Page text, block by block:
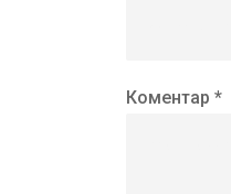
Коментар *